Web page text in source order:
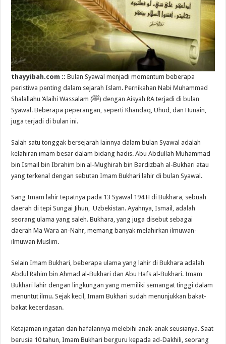
thayyibah.com ::Bulan Syawal menjadi momentum beberapa
peristiwa penting dalam sejarah Islam. Pernikahan Nabi Muhammad
Shalallahu ‘Alaihi Wassalam (ﷺ) dengan Aisyah RA terjadi di bulan
Syawal. Beberapa peperangan, seperti Khandaq, Uhud, dan Hunain,
juga terjadi di bulan ini.
Salah satu tonggak bersejarah lainnya dalam bulan Syawal adalah
kelahiran imam besar dalam bidang hadis. Abu Abdullah Muhammad
bin Ismail bin Ibrahim bin al-Mughirah bin Bardizbah al-Bukhari atau
yang terkenal dengan sebutan Imam Bukhari lahir di bulan Syawal.
Sang Imam lahir tepatnya pada 13 Syawal 194 H di Bukhara, sebuah
daerah di tepi Sungai Jihun, Uzbekistan. Ayahnya, Ismail, adalah
seorang ulama yang saleh. Bukhara, yang juga disebut sebagai
daerah Ma Wara an-Nahr, memang banyak melahirkan ilmuwan-
ilmuwan Muslim.
Selain Imam Bukhari, beberapa ulama yang lahir di Bukhara adalah
Abdul Rahim bin Ahmad al-Bukhari dan Abu Hafs al-Bukhari. Imam
Bukhari lahir dengan lingkungan yang memiliki semangat tinggi dalam
menuntut ilmu. Sejak kecil, Imam Bukhari sudah menunjukkan bakat-
bakat kecerdasan.
Ketajaman ingatan dan hafalannya melebihi anak-anak seusianya. Saat
berusia 10 tahun, Imam Bukhari berguru kepada ad-Dakhili, seorang